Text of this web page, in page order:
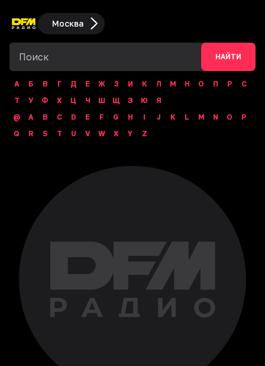
Москва
НАЙТИ
А Б В Г Д Е Ж З И К Л М Н О П Р
С
Т
У Ф Х Ц Ч Ш Щ Э Ю
Я
@
A B C D E F G H I J K L M N O
P
Q
R S T U V W X Y Z